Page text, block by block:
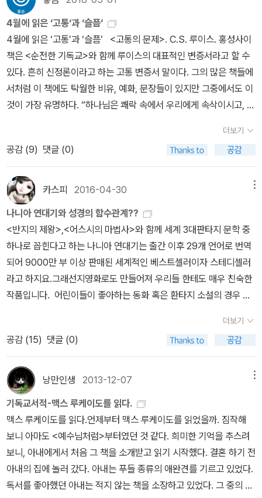
을 기초로 하고 있기 때문입니다.하나님의 선함은 사람들에게 너무나
많이 오해되어져 왔습니다. 루이스는 이 부분에서 '오늘날 하나님의
선함은 거의 예외 없이 사랑이 많다는 뜻으로 이해되고 있다'고 말하
면서 문제를 하나 제기하는데, 그것은 '우리 대부분이 이 문맥의 사랑
을 친절로 이해'하기 때문이라고 합니다. 그러나 기독교의 사랑은 단
순한 친절을 넘어서는 것입니다. '기독교에서 하나님이 인간을 사랑
하신다는 말은 우리에게 무관심한 나머지 사심 없이 우리의 복지에
신경 쓰신다는 뜻이 아니라, 두렵고도 놀라우며 참된 의미에서 우리
를 사랑의 대상으로 삼으셨다는 뜻입니다. 꾸벅꾸벅 졸면서 여러분이
심적인 치안판사의 냉담한 박애주의, 손님 대접에 책임감을 느끼는
집주인의 배려로서가 아니라, 소멸하는 불로서, 세상을 창조해 낸 사
랑으로서, 작품을 향한 화가의 사랑처럼 집요하고 개를 향한 인간의
사랑처럼 전제적이며 자식을 향한 아버지의 사랑처럼 신중하고 숭고
하며 남녀의 사랑처럼 질투할 뿐 아니라 꺾일 줄 모르는 철두철미한
사랑으로서 여기 계십니다.'인간이 선하다면 위와 같이 하나님의 전능
하심과 선하심에 대해 별다른 이해가 필요치 않을 것입니다. 그러나
인간은 하나님의 전능하심과 선하심을 자기 유익의 수단으로 이해하
하지 않는 루이스에게조차 인간의 악함은 그의 변증의 기본 전제로
깔려 있습니다. 그렇습니다. 전적 타락 교리를 받아들이건 말건 간에
인간은 악함은 기정사실인 것입니다. 그리고 그 악함의 이유는 인간
이 타락했기 때문이라는 교리에 들어 있습니다. 즉, 하나님이 처음부
터 그렇게 만드셨기 때문이 아니라 인간이 자유의지를 오용하여 스스
로 이런 모습을 초래했다는 교리입니다. 이 부분에서 루이스는 '인간
의 타락은 단지 죄라는 획득형질을 얻은 사건에 불과한 것이 아니라
하나님이 결코 만드신 바 없는 새로운 종이 죄로 인해 탄생한 것'이라
고 강조합니다. '인간은 하나의 종으로서 스스로 부패했으며, 따라서
지금 이런 상태에 있는 우리에게 선이란 본질적으로 우리를 치료하며
바로잡아 주는 선을 의미합니다.' 이처럼 우리를 치료하고 바로잡는
4월에 읽은 ‘고통‘과 ‘슬픔‘
4월에 읽은 ‘고통’과 ‘슬픔’ <고통의 문제>. C.S. 루이스. 홍성사이
책은 <순전한 기독교>와 함께 루이스의 대표적인 변증서라고 할 수
있다. 흔히 신정론이라고 하는 고통 변증서 말이다. 그의 많은 책들에
서처럼 이 책에도 탁월한 비유, 예화, 문장들이 있지만 그중에서도 이
것이 가장 유명하다. “하나님은 쾌락 속에서 우리에게 속삭이시고, 양
상을 불러 깨우는 하나님의 메가폰입니다.” 루이스는 본서에서 내내
고통이 사람들의 인생, 특별히 신자들의 인생에 하나님께 가까이 갈
수 있는 유의미한 역할을 한다고 말한다. 물론 이러한 주장은 전혀 새
로운 것이 아니다. 기독교 역사 내내 있었던 주장, 아니 구약 성경에서
부터 오랜 시간 있어왔던 주장이니까. 그러나 <고통의 문제>가 다른
신정론보다 특별한 건 루이스가 지니고 있는 천재적인 언어 사용과
더불어 고통(을 당하는 사람)을 대하는 그의 태도에 있다. 루이스는
이 책을 쓰기 전에 이미 아버지, 어머니와 같이 사랑하는 이와 적지 않
은 이별의 경험을 했고 전쟁도 경험했다. 고통이 현실이고 하나님의
부재를 강력하게 나타내는 것을 다른 사람들 못지않게 잘 알고 있다.
고통에 대해 몇 마디 말하는 것이 크게 도움이 되지 않을 수 있다는 것
을 누구보다 잘 알고 있다는 뜻이다. 그렇기 때문에 루이스는 처음부
터 이 책의 독자를 하나님의 선하심을 확실하게 아는 사람으로 한정
고통은 현실이지만 동시에 사람의 생각을 새롭게 하고 자라게 한다.
고통은 분명 역설을 가지고 있다. 루이스는 이 책에서 그것을 잘 드러
냈다. 고통가운데 하나님은 어디에 계시는가? 고통당하는 자와 함께
하신다. 오래된 질문에 당연한 답 같지만 여기에는 분명 진리가 담겨
있다. 독자는 이 책에서 루이스가 오래된 이 질문과 답을 어떻게 논증
하고 표현하는지를 한 번 살펴보는 것만으로도 크게 유익할 것이다.
<샴고로드의 재판>. 엘리 위젤. 포이에마신정론에 대해 몇 권의 책을
추천 받았다. 그중에서도 <샴고로드의 재판>은 눈에 띄었다. 무엇보
더보기
공감 (9) 댓글 (0)
카스피 2016-04-30
나니아 연대기와 성경의 함수관계??
<반지의 제왕>,<어스시의 마법사>와 함께 세계 3대판타지 문학 중
하나로 꼽힌다고 하는 나니아 연대기는 출간 이후 29개 언어로 번역
되어 9000만 부 이상 판매된 세계적인 베스트셀러이자 스테디셀러
라고 하지요.그래선지영화로도 만들어져 우리들 한테도 매우 친숙한
작품입니다. 어린이들이 좋아하는 동화 혹은 환타지 소설의 경우 표
들어 있는 작품들이 상당히 많은데 그런 책들중의 하나가 바로 나니
아 연대기 입니다. 종교와 전혀 상관없어 보이는 판타지 소설인 나니
아 연대기는 뜻밖에도 기독교와 상당히 밀접한 연관성을 가지고 있다
고하는군요.한국의 독자들은 잘 몰랐겠지만 저자 C.S 루이스는 시인
작가 교수비평가 영문학자로 유명하지만 또한편으로 유명한 기독교
변증가라고 합니다.그래선지 우리는 단순히 판타지작가로만 알고 있
는 이분의 책중에는 기독교 관련서적이 많다고 하네요. 나니아 연대
기를 읽다보면 기독교 관련 내용이 상당히 많다고 하는데 기독교인이
아닌분들만 아니라 기독교인이라도모를 숨겨진 내용이 있습니다.나
니아 연대기에 주요하는 중요 인물중 하나가 용맹한 사자 아슬란 입
니다(여담이지만현대 아슬란은 폭망중이죠) 우리는 단순히 판타지
더보기
공감 (15) 댓글 (0)
낭만인생 2013-12-07
기독교서적-맥스 루케이도를 읽다.
맥스 루케이도를 읽다.언제부터 맥스 루케이도를 읽었을까. 짐작해
보니 아마도 <예수님처럼>부터였던 것 같다. 희미한 기억을 추스려
보니, 아내에게서 처음 그 책을 소개받고 읽기 시작했다. 결혼 하기 전
아내의 집에 놀러 갔다. 아내는 푸들 종류의 애완견를 기르고 있었다.
독서를 좋아했던 아내는 적지 않는 책을 소장하고 있었다. 그 중의 하